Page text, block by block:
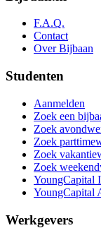
F.A.Q.
Contact
Over Bijbaan
Studenten
Aanmelden
Zoek een
Zoek
Zoek
Zoek
Zoek
YoungCapital
YoungCapital
Werkgevers